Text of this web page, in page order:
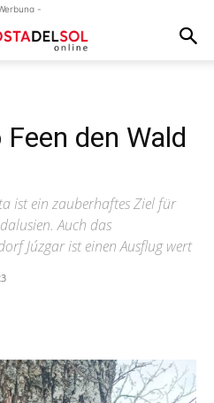
-
den Wald
ist ein zauberhaftes Ziel für
Auch das
Júzgar ist einen Ausflug wert